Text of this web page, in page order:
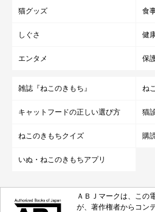
猫グッズ 食
しぐさ 健
エンタメ 保
雑誌『ねこのきもち』 ね
キャットフードの正しい選び方 猫
ねこのきもちクイズ 購
いぬ・ねこのきもちアプリ
ＡＢＪマークは、この
が、著作権者からコン